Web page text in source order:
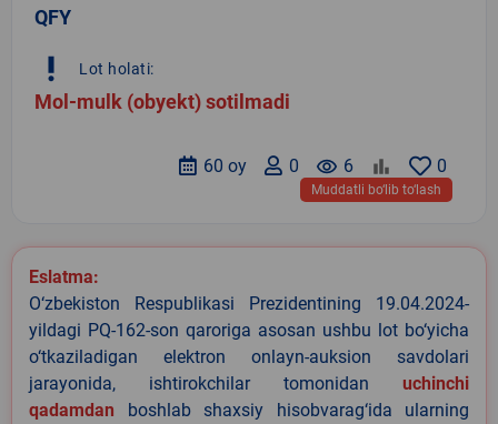
QFY
priority_high Lot holati:
Mol-mulk (obyekt) sotilmadi
0
remove_red_eye 6
0
60 oy
Muddatli bo‘lib to‘lash
Eslatma:
O‘zbekiston Respublikasi Prezidentining 19.04.2024-
yildagi PQ-162-son qaroriga asosan ushbu lot bo‘yicha
o‘tkaziladigan elektron onlayn-auksion savdolari
jarayonida, ishtirokchilar tomonidan uchinchi
qadamdan boshlab shaxsiy hisobvarag‘ida ularning